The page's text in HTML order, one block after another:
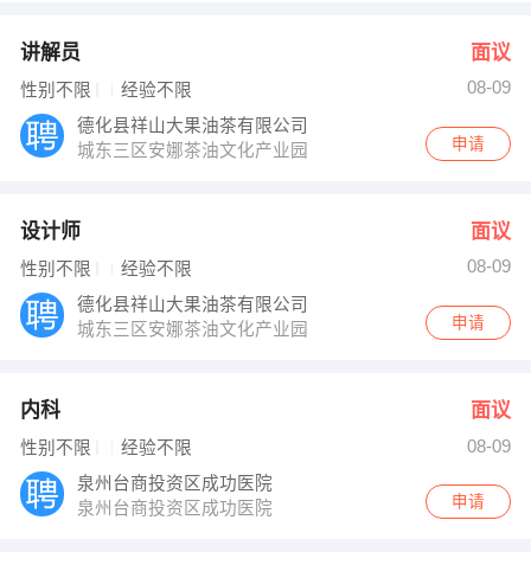
讲解员 面议
性别不限 经验不限
08-09
德化县祥山大果油茶有限公司
城东三区安娜茶油文化产业园
申请
设计师 面议
性别不限 经验不限
08-09
德化县祥山大果油茶有限公司
城东三区安娜茶油文化产业园
申请
内科 面议
性别不限 经验不限
08-09
泉州台商投资区成功医院
泉州台商投资区成功医院
申请